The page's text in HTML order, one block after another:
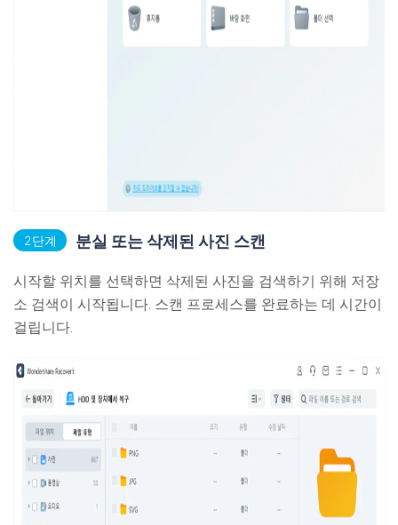
2단계 분실 또는 삭제된 사진 스캔
시작할 위치를 선택하면 삭제된 사진을 검색하기 위해 저장
소 검색이 시작됩니다. 스캔 프로세스를 완료하는 데 시간이
걸립니다.